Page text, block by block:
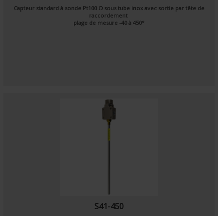
Capteur standard à sonde Pt100 Ω sous tube inox avec sortie par tête de
raccordement
plage de mesure -40 à 450°
S41-450